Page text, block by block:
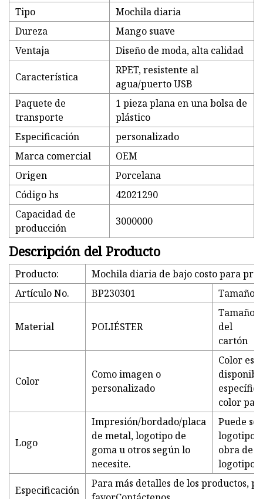
Tipo
Mochila diaria
Dureza
Mango suave
Ventaja
Diseño de moda, alta calidad
Característica
RPET, resistente al
agua/puerto USB
Paquete de
transporte
1 pieza plana en una bolsa de
plástico
Especificación
personalizado
Marca comercial
OEM
Origen
Porcelana
Código hs
42021290
Capacidad de
producción
3000000
Descripción del Producto
Producto:
Mochila diaria de bajo costo para
Artículo No.
BP230301 Tamaño
Material POLIÉSTER
Tamaño
del
cartón
Color
Como imagen o
personalizado
Color
color
Logo
Impresión/bordado/placa
de metal, logotipo de
goma u otros según lo
necesite.
Puede
logotipo.
obra de
logotipo.
Especificación
Para más detalles de los productos,